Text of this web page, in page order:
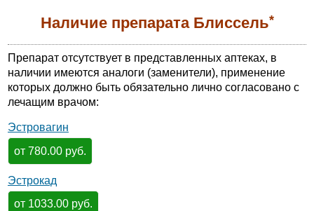
Наличие препарата Блиссель*
Препарат отсутствует в представленных аптеках, в
наличии имеются аналоги (заменители), применение
которых должно быть обязательно лично согласовано с
лечащим врачом:
Эстровагин
от 780.00 руб.
Эстрокад
от 1033.00 руб.